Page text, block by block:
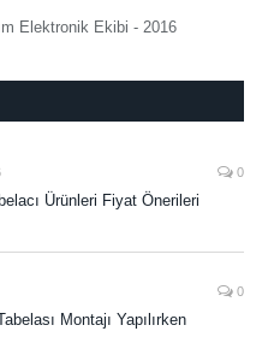
Elektronik Ekibi - 2016
0
Ürünleri Fiyat Önerileri
0
Montajı Yapılırken